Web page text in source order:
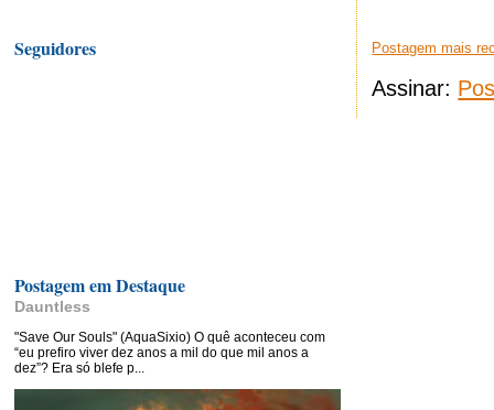
Postagem mais
Assinar:
Seguidores
Postagem em Destaque
Dauntless
"Save Our Souls" (AquaSixio) O quê aconteceu com
“eu prefiro viver dez anos a mil do que mil anos a
dez”? Era só blefe p...